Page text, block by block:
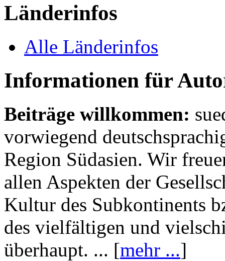
Länderinfos
Alle Länderinfos
Informationen für
Beiträge willkommen:
vorwiegend
Region Südasien. Wir
allen Aspekten der
Kultur des Subkontinents
des vielfältigen und
überhaupt. ... [mehr ...]